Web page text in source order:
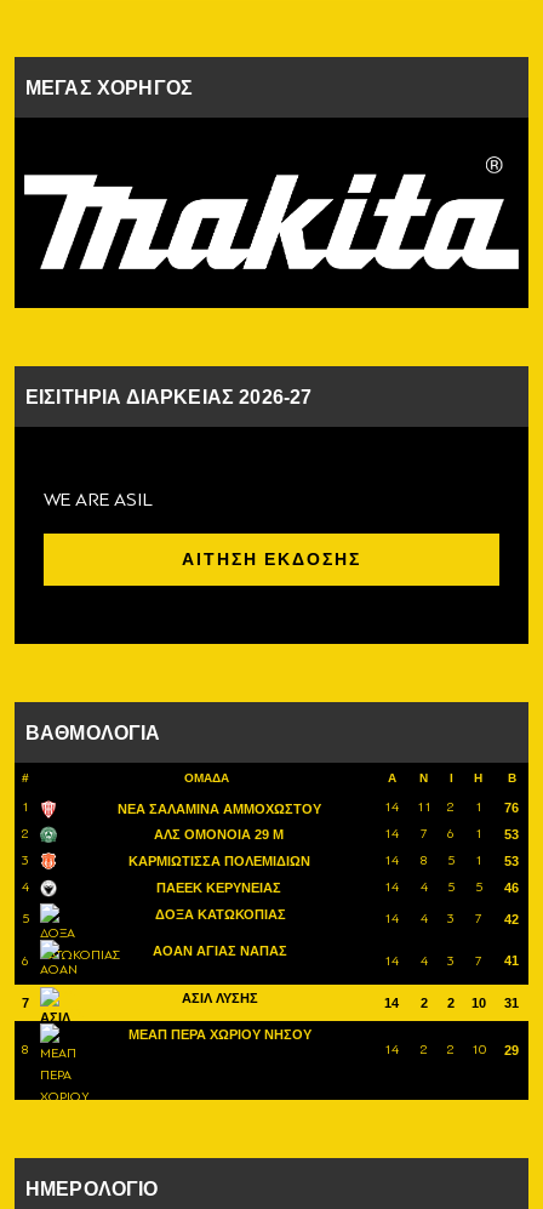
ΜΕΓΑΣ ΧΟΡΗΓΟΣ
ΕΙΣΙΤΗΡΙΑ ΔΙΑΡΚΕΙΑΣ 2026-27
WE ARE ASIL
ΑΙΤΗΣΗ ΕΚΔΟΣΗΣ
ΒΑΘΜΟΛΟΓΙΑ
# ΟΜΑΔΑ Α Ν Ι Η Β
1 ΝΕΑ ΣΑΛΑΜΙΝΑ ΑΜΜΟΧΩΣΤΟΥ 14 11 2 1 76
2 ΑΛΣ ΟΜΟΝΟΙΑ 29 Μ 14 7 6 1 53
3 ΚΑΡΜΙΩΤΙΣΣΑ ΠΟΛΕΜΙΔΙΩΝ 14 8 5 1 53
4 ΠΑΕΕΚ ΚΕΡΥΝΕΙΑΣ 14 4 5 5 46
5 ΔΟΞΑ ΚΑΤΩΚΟΠΙΑΣ 14 4 3 7 42
6
ΑΟΑΝ ΑΓΙΑΣ ΝΑΠΑΣ
14 4 3 7 41
7 ΑΣΙΛ ΛΥΣΗΣ 14 2 2 10 31
8
ΜΕΑΠ ΠΕΡΑ ΧΩΡΙΟΥ ΝΗΣΟΥ
14 2 2 10 29
ΗΜΕΡΟΛΟΓΙΟ